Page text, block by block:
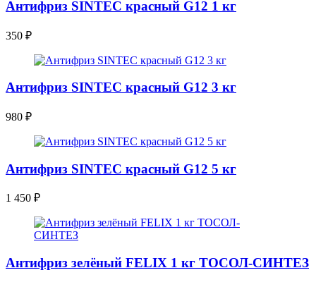
Антифриз SINTEC красный G12 1 кг
350 ₽
Антифриз SINTEC красный G12 3 кг
980 ₽
Антифриз SINTEC красный G12 5 кг
1 450 ₽
Антифриз зелёный FELIX 1 кг ТОСОЛ-СИНТЕЗ